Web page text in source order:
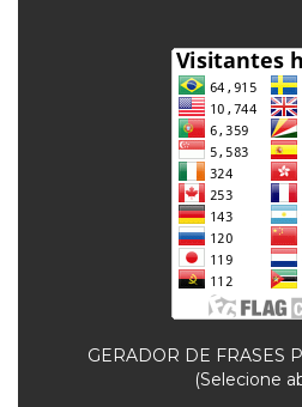
GERADOR DE FRASES
(Selecione